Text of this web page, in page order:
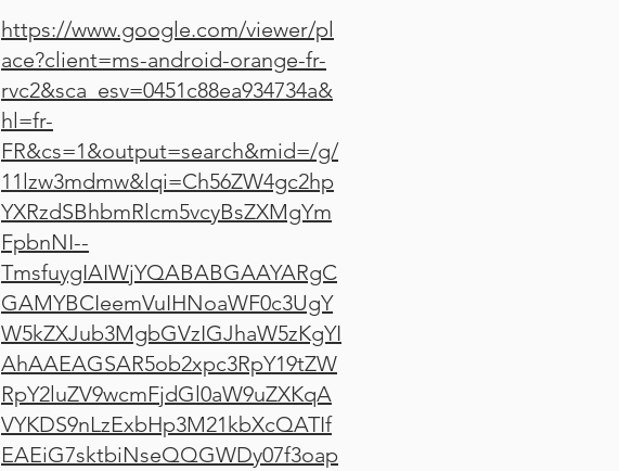
https://www.google.com/viewer/pl
ace?client=ms-android-orange-fr-
rvc2&sca_esv=0451c88ea934734a&
hl=fr-
FR&cs=1&output=search&mid=/g/
11lzw3mdmw&lqi=Ch56ZW4gc2hp
YXRzdSBhbmRlcm5vcyBsZXMgYm
FpbnNI--
TmsfuygIAIWjYQABABGAAYARgC
GAMYBCIeemVuIHNoaWF0c3UgY
W5kZXJub3MgbGVzIGJhaW5zKgYI
AhAAEAGSAR5ob2xpc3RpY19tZW
RpY2luZV9wcmFjdGl0aW9uZXKqA
VYKDS9nLzExbHp3M21kbXcQATIf
EAEiG7sktbiNseQQGWDy07f3oap